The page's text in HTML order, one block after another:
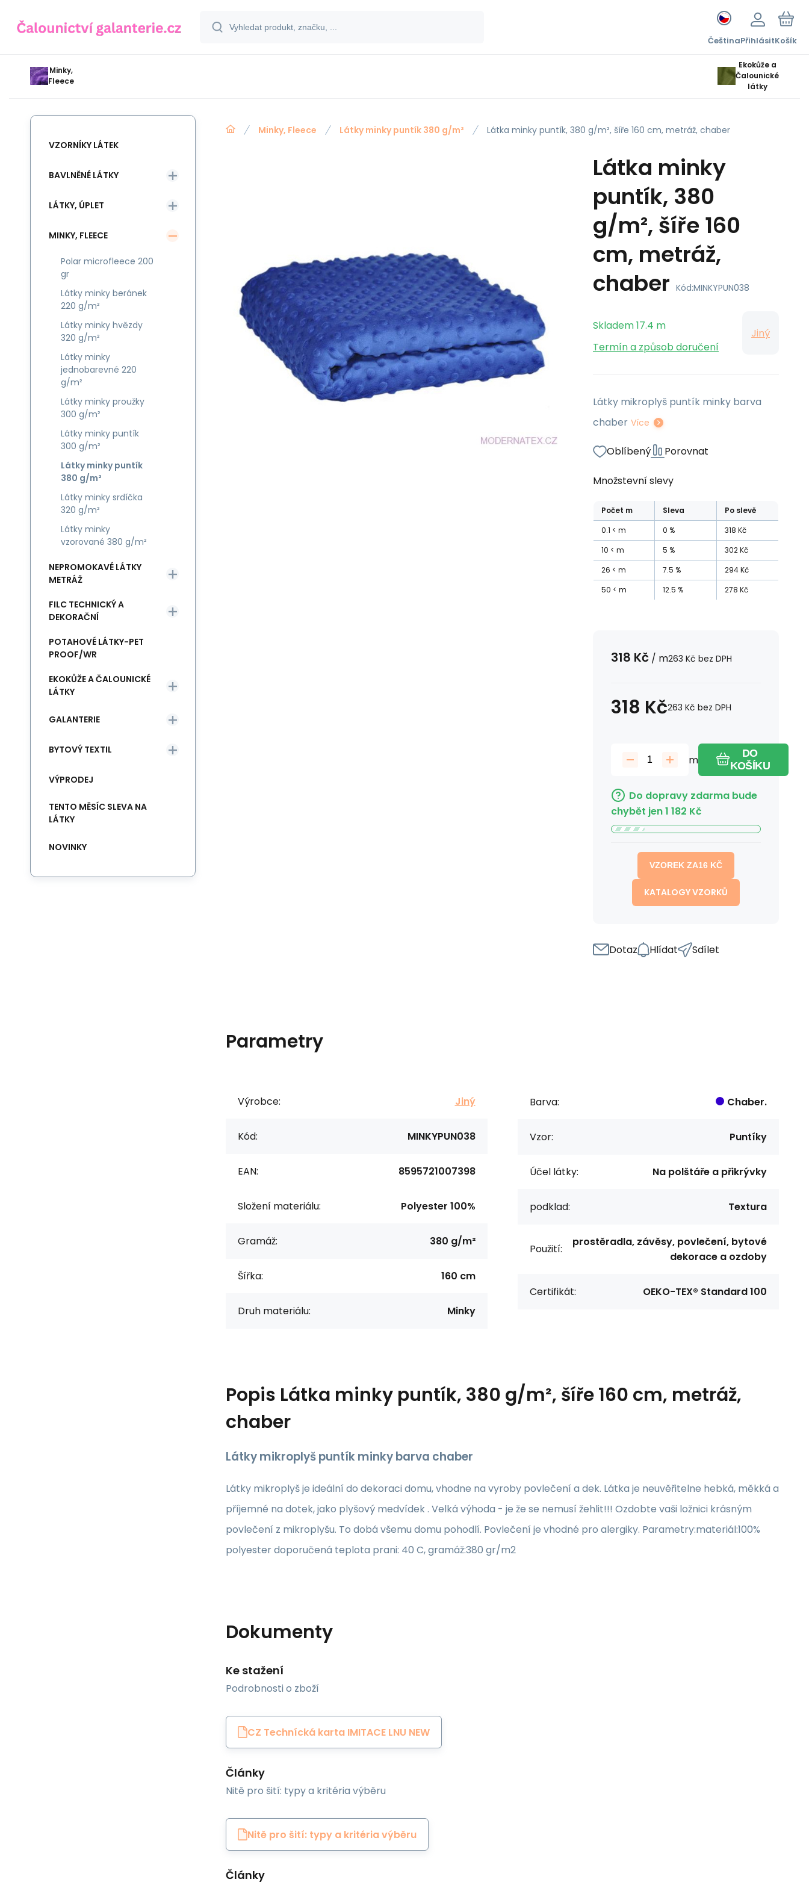
ČeštinaPřihlásitKošík
Minky,
Fleece
Ekokůže a
Čalounické
látky
Minky, Fleece Látky minky puntík 380 g/m² Látka minky puntík, 380 g/m², šíře 160 cm, metráž, chaber
Látka minky
puntík, 380
g/m², šíře 160
cm, metráž,
chaber Kód:MINKYPUN038
Skladem17.4 m
Termín a způsob doručení
Jiný
Látky mikroplyš puntík minky barva
chaber Více
Oblíbený Porovnat
Množstevní slevy
Počet m Sleva
Po slevě
0.1
m 0 % 318 Kč
10
m 5 % 302Kč
26
m 7.5 % 294Kč
50
m 12.5 % 278 Kč
318 Kč / m263 Kč bez DPH
318 Kč263 Kč bez DPH
m
DO
KOŠÍKU
Do dopravy zdarma bude
chybět jen1 182 Kč
VZOREK ZA16 KČ
KATALOGY VZORKŮ
Dotaz Hlídat Sdílet
Parametry
Výrobce: Jiný
Kód: MINKYPUN038
EAN: 8595721007398
Složení materiálu: Polyester 100%
Gramáž: 380 g/m²
Šířka: 160 cm
Druh materiálu: Minky
Barva: Chaber.
Vzor: Puntíky
Účel látky: Na polštáře a přikrývky
podklad: Textura
Použití:
prostěradla, závěsy, povlečení, bytové
dekorace a ozdoby
Certifikát: OEKO-TEX® Standard 100
Popis Látka minky puntík, 380 g/m², šíře 160 cm, metráž,
chaber
Látky mikroplyš puntík minky barva chaber
Látky mikroplyš je ideální do dekoraci domu, vhodne na vyroby povlečení a dek. Látka je neuvěřitelne hebká, měkká a
příjemné na dotek, jako plyšový medvídek . Velká výhoda - je že se nemusí žehlit!!! Ozdobte vaši ložnici krásným
povlečení z mikroplyšu. To dobá všemu domu pohodlí. Povlečení je vhodné pro alergiky. Parametry:materiál:100%
polyester doporučená teplota prani: 40 C, gramáž:380 gr/m2
Dokumenty
Ke stažení
Podrobnosti o zboží
CZ Technícká karta IMITACE LNU NEW
Články
Nitě pro šití: typy a kritéria výběru
Nitě pro šití: typy a kritéria výběru
Články
VZORNÍKY LÁTEK
BAVLNĚNÉ LÁTKY
LÁTKY, ÚPLET
MINKY, FLEECE
Polar microfleece 200
gr
Látky minky beránek
220 g/m²
Látky minky hvězdy
320 g/m²
Látky minky
jednobarevné 220
g/m²
Látky minky proužky
300 g/m²
Látky minky puntík
300 g/m²
Látky minky puntík
380 g/m²
Látky minky srdíčka
320 g/m²
Látky minky
vzorované 380 g/m²
NEPROMOKAVÉ LÁTKY
METRÁŽ
FILC TECHNICKÝ A
DEKORAČNÍ
POTAHOVÉ LÁTKY-PET
PROOF/WR
EKOKŮŽE A ČALOUNICKÉ
LÁTKY
GALANTERIE
BYTOVÝ TEXTIL
VÝPRODEJ
TENTO MĚSÍC SLEVA NA
LÁTKY
NOVINKY